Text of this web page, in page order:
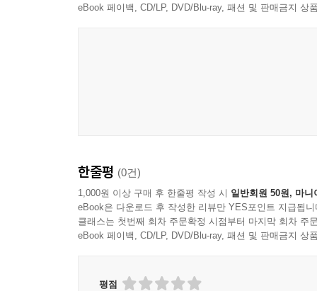
이 모든 것들이 누적된 결과였다.
"술을 조금 과하게 마신 후 낙타 복장을 하고 코스
끝난다. 정말 좋았다! 주인공의 모습을 보면 내내
- s, Goodreads 독자
eBook 페이백, CD/LP, DVD/Blu-ray, 패션 및 판매금지 상
한줄평 (0건)
1,000원 이상 구매 후 한줄평 작성 시 일반회원 50원, 마니
eBook은 다운로드 후 작성한 리뷰만 YES포인트 지급됩니
클래스는 첫번째 회차 주문확정 시점부터 마지막 회차 주
eBook 페이백, CD/LP, DVD/Blu-ray, 패션 및 판매금지 상
평점